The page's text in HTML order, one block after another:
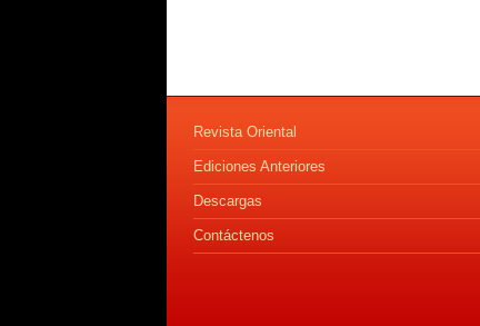
Revista Oriental
Ediciones Anteriores
Descargas
Contáctenos